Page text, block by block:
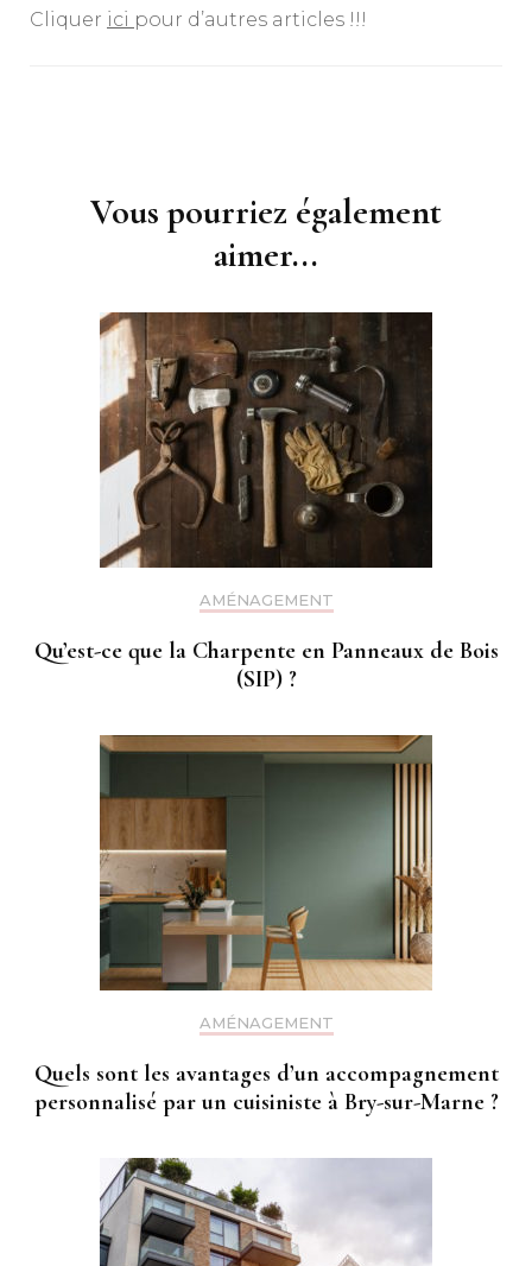
Cliquer ici pour d’autres articles !!!
Vous pourriez également
aimer...
AMÉNAGEMENT
Qu’est-ce que la Charpente en Panneaux de Bois
(SIP) ?
AMÉNAGEMENT
Quels sont les avantages d’un accompagnement
personnalisé par un cuisiniste à Bry-sur-Marne ?